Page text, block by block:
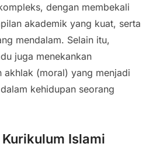
dengan membekali
akademik yang kuat, serta
mendalam. Selain itu,
juga menekankan
akhlak (moral) yang menjadi
kehidupan seorang
Islami